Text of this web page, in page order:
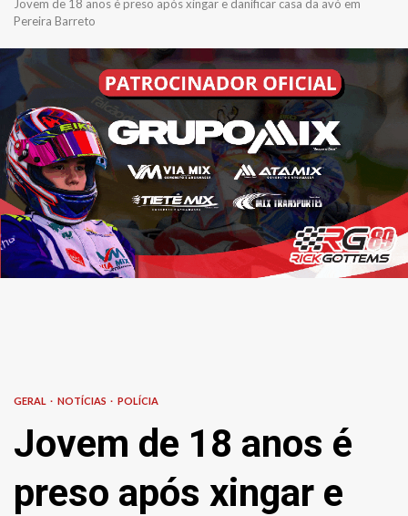
Jovem de 18 anos é preso após xingar e danificar casa da avó em
Pereira Barreto
GERAL NOTÍCIAS POLÍCIA
Jovem de 18 anos é
preso após xingar e